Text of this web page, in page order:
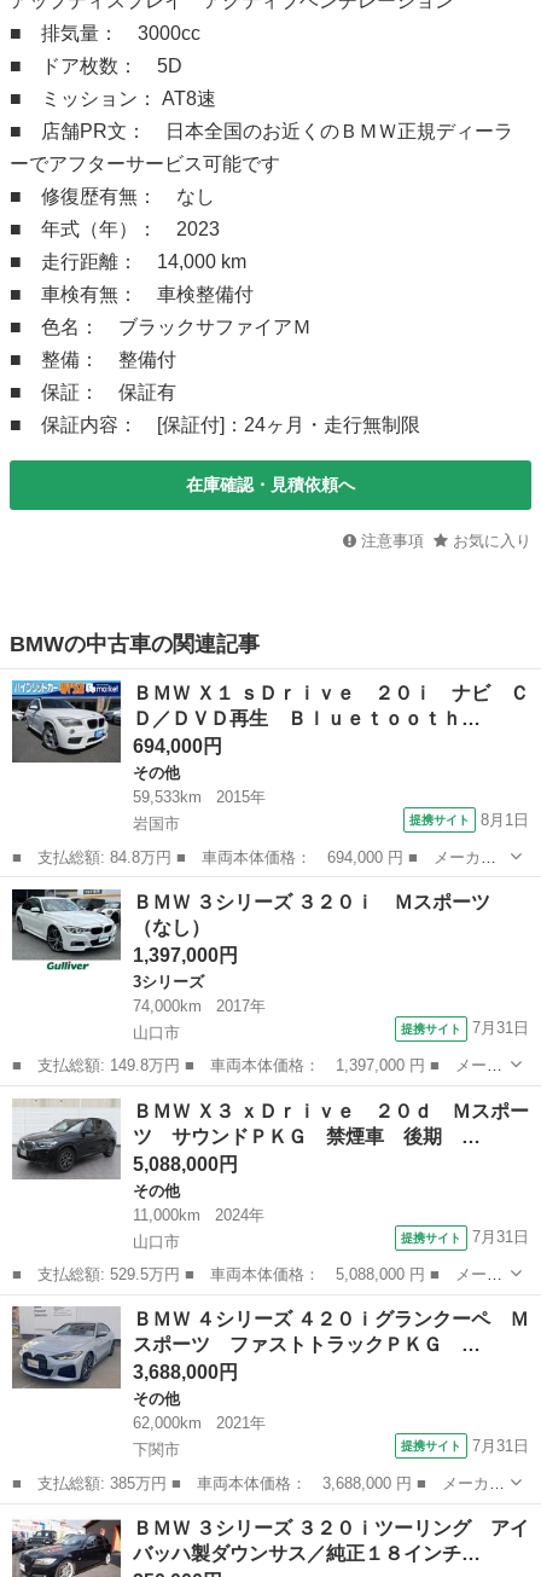
■ 排気量： 3000cc
■ ドア枚数： 5D
■ ミッション： AT8速
■ 店舗PR文： 日本全国のお近くのＢＭＷ正規ディーラ
ーでアフターサービス可能です
■ 修復歴有無： なし
■ 年式（年）： 2023
■ 走行距離： 14,000 km
■ 車検有無： 車検整備付
■ 色名： ブラックサファイアＭ
■ 整備： 整備付
■ 保証： 保証有
■ 保証内容： [保証付]：24ヶ月・走行無制限
在庫確認・見積依頼へ
注意事項 お気に入り
BMWの中古車の関連記事
ＢＭＷ Ｘ１ ｓＤｒｉｖｅ ２０ｉ ナビ Ｃ
Ｄ／ＤＶＤ再生 Ｂｌｕｅｔｏｏｔｈ…
694,000円
その他
59,533km
2015年
岩国市
提携サイト 8月1日
■ 支払総額: 84.8万円 ■ 車両本体価格： 694,000 円 ■ メーカー
名： ＢＭＷ ■ 車種名： Ｘ１ ■ グレード名： ｓＤｒｉｖｅ
２０ｉ ナビ ＣＤ／ＤＶＤ再生 Ｂｌｕｅｔｏｏｔｈ接続 ＨＤＭ
Ｉ接続 バッ...
山口 岩国市
ＢＭＷ ３シリーズ ３２０ｉ Ｍスポーツ
（なし）
1,397,000円
3シリーズ
74,000km
2017年
山口市
提携サイト 7月31日
■ 支払総額: 149.8万円 ■ 車両本体価格： 1,397,000 円 ■ メーカ
ー名： ＢＭＷ ■ 車種名： ３シリーズ ■ グレード名： ３２０
ｉ Ｍスポーツ ■ 排気量： 2000cc ■ ドア枚数： 4D ■ ...
山口 山口市
ＢＭＷ Ｘ３ ｘＤｒｉｖｅ ２０ｄ Ｍスポー
ツ サウンドＰＫＧ 禁煙車 後期 …
5,088,000円
その他
11,000km
2024年
山口市
提携サイト 7月31日
■ 支払総額: 529.5万円 ■ 車両本体価格： 5,088,000 円 ■ メーカ
ー名： ＢＭＷ ■ 車種名： Ｘ３ ■ グレード名： ｘＤｒｉｖ
ｅ ２０ｄ Ｍスポーツ サウンドＰＫＧ 禁煙車 後期 黒革 ス
テアリング...
山口 山口市 その他
ＢＭＷ ４シリーズ ４２０ｉグランクーペ Ｍ
スポーツ ファストトラックＰＫＧ …
3,688,000円
その他
62,000km
2021年
下関市
提携サイト 7月31日
■ 支払総額: 385万円 ■ 車両本体価格： 3,688,000 円 ■ メーカー
名： ＢＭＷ ■ 車種名： ４シリーズ ■ グレード名： ４２０ｉ
グランクーペ Ｍスポーツ ファストトラックＰＫＧ サウンドＰＫ
Ｇ コンフ...
山口 下関市
ＢＭＷ ３シリーズ ３２０ｉツーリング アイ
バッハ製ダウンサス／純正１８インチ…